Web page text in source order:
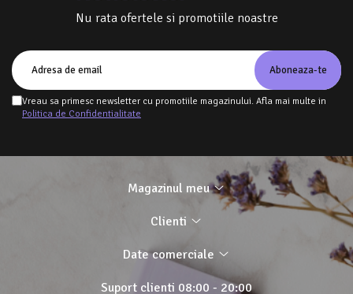
Nu rata ofertele si promotiile noastre
Vreau sa primesc newsletter cu promotiile magazinului. Afla mai multe in
Politica de Confidentialitate
Magazinul meu
Clienti
Date comerciale
Suport clienti 08:00 - 20:00